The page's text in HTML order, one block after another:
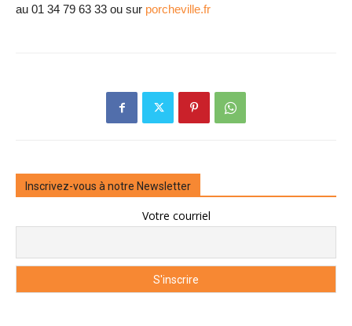
au 01 34 79 63 33 ou sur porcheville.fr
Inscrivez-vous à notre Newsletter
Votre courriel